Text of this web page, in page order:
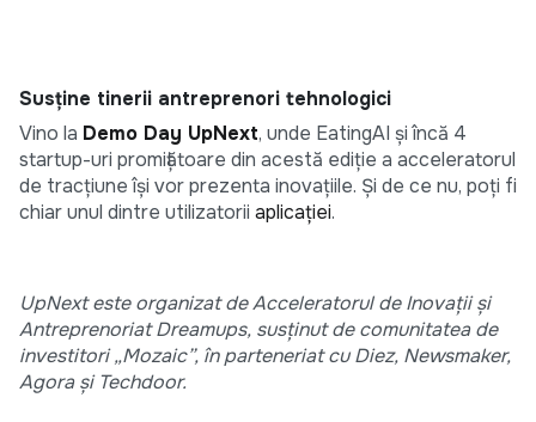
Susține tinerii antreprenori tehnologici
Vino la Demo Day UpNext, unde EatingAI și încă 4
startup-uri promițătoare din acestă ediție a acceleratorul
de tracțiune își vor prezenta inovațiile. Și de ce nu, poți fi
chiar unul dintre utilizatorii aplicației.
UpNext este organizat de Acceleratorul de Inovații și
Antreprenoriat Dreamups, susținut de comunitatea de
investitori „Mozaic”, în parteneriat cu Diez, Newsmaker,
Agora și Techdoor.